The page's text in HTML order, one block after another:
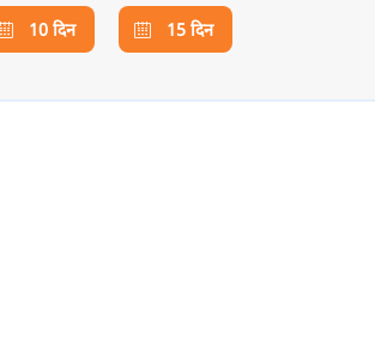
10 दिन 15 दिन